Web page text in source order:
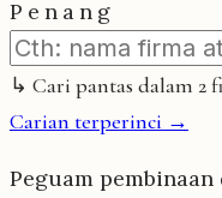
Penang
↳ Cari pantas dalam 2
Carian terperinci →
Peguam